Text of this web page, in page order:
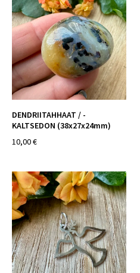
DENDRIITAHHAAT / -
KALTSEDON (38x27x24mm)
10,00 €